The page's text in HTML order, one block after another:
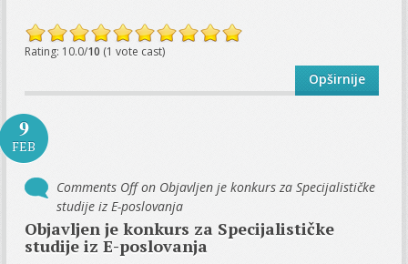
Rating: 10.0/10 (1 vote cast)
Opširnije
9
FEB
Comments Offon Objavljen je konkurs za Specijalističke
studije iz E-poslovanja
Objavljen je konkurs za Specijalističke
studije iz E-poslovanja